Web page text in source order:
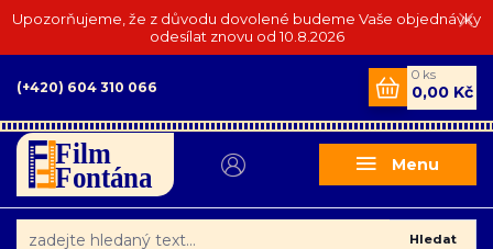
Upozorňujeme, že z důvodu dovolené budeme Vaše objednávky
odesílat znovu od 10.8.2026
Menu
Hledat
(+420) 604 310 066
0 ks
0,00 Kč